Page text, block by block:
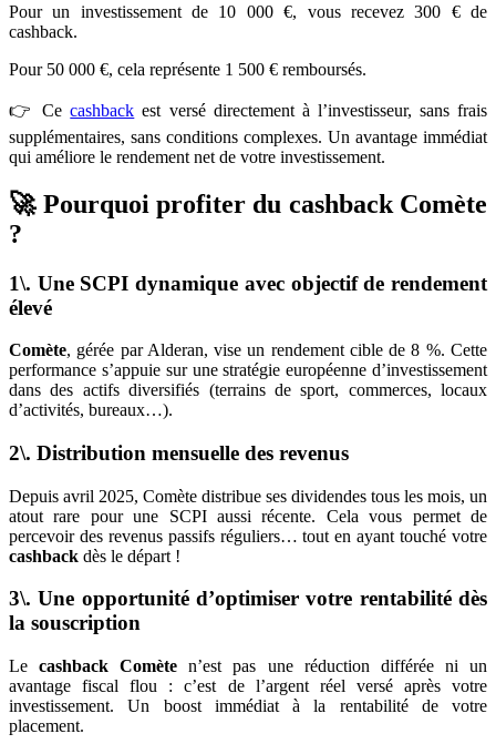
Pour un investissement de 10 000 €, vous recevez 300 € de
cashback.
Pour 50 000 €, cela représente 1 500 € remboursés.
👉 Cecashback est versé directement à l’investisseur, sans frais
supplémentaires, sans conditions complexes. Un avantage immédiat
qui améliore le rendement net de votre investissement.
🚀 Pourquoi profiter du cashback Comète
?
1\. Une SCPI dynamique avec objectif de rendement
élevé
Comète, gérée par Alderan, vise un rendement cible de 8 %. Cette
performance s’appuie sur une stratégie européenne d’investissement
dans des actifs diversifiés (terrains de sport, commerces, locaux
d’activités, bureaux…).
2\. Distribution mensuelle des revenus
Depuis avril 2025, Comète distribue ses dividendes tous les mois, un
atout rare pour une SCPI aussi récente. Cela vous permet de
percevoir des revenus passifs réguliers… tout en ayant touché votre
cashback dès le départ !
3\. Une opportunité d’optimiser votre rentabilité dès
la souscription
Lecashback Comète n’est pas une réduction différée ni un
avantage fiscal flou : c’est de l’argent réel versé après votre
investissement. Un boost immédiat à la rentabilité de votre
placement.